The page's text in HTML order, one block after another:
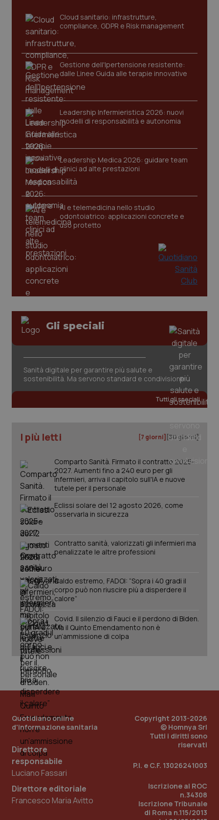
Cloud sanitario: infrastrutture,
compliance, GDPR e Risk management
Gestione dell'Ipertensione resistente:
dalle Linee Guida alle terapie innovative
Leadership Infermieristica 2026: nuovi
modelli di responsabilità e autonomia
Leadership Medica 2026: guidare team
clinici ad alte prestazioni
AI e telemedicina nello studio
odontoiatrico: applicazioni concrete e
uso protetto
Gli speciali
Sanità digitale per garantire più salute e
sostenibilità. Ma servono standard e condivisione
Tutti gli speciali
I più letti [7 giorni] [30 giorni]
Comparto Sanità. Firmato il contratto 2025-
2027. Aumenti fino a 240 euro per gli
infermieri, arriva il capitolo sull'IA e nuove
tutele per il personale
Eclissi solare del 12 agosto 2026, come
osservarla in sicurezza
Contratto sanità, valorizzati gli infermieri ma
penalizzate le altre professioni
Caldo estremo, FADOI: “Sopra i 40 gradi il
corpo può non riuscire più a disperdere il
calore”
Covid. Il silenzio di Fauci e il perdono di Biden.
Ma il Quinto Emendamento non è
un’ammissione di colpa
Quotidiano online
d'informazione sanitaria
Direttore
responsabile
Luciano Fassari
Direttore editoriale
Francesco Maria Avitto
Copyright 2013-2026
© Homnya Srl
Tutti i diritti sono
riservati
P.I. e C.F. 13026241003
Iscrizione al ROC
n.34308
Iscrizione Tribunale
di Roma n.115/2013
tracking-sites-ironfish-
tracking-enable
tracking-sites-ironfish-
session-id
.quotidianosanita.it
_ga_KM60CM4NPH .quotidianosanita.it
Nome Scadenza
_ga_0VMQEQKQ1N
1 anno 1
mese
Questo
cookie
utilizzato
da Google
per
lo stato
della
sessione.
Nome Dominio Scadenza
VISITOR_INFO1_LIVE